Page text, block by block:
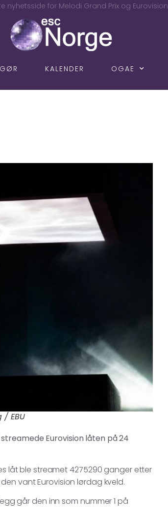
nyhetsside for Melodi Grand Prix og Eurovision
KALENDER OGAE
/ EBU
Eurovision låten på 24
låt ble streamet 4275290 ganger etter
vant Eurovision lørdag kveld.
går den inn som nummer 1 på